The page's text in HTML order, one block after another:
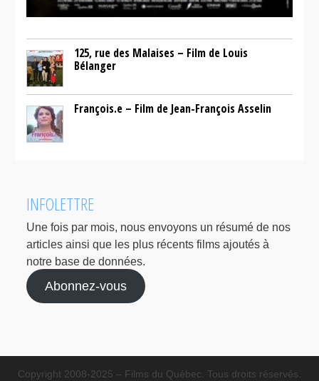
125, rue des Malaises – Film de Louis
Bélanger
François.e – Film de Jean-François Asselin
INFOLETTRE
Une fois par mois, nous envoyons un résumé de nos
articles ainsi que les plus récents films ajoutés à
notre base de données.
Abonnez-vous
Copyright 2008-2025 – Films du Québec. Tous droits réservés.